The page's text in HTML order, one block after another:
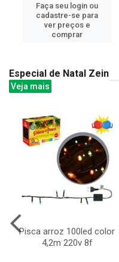
Faça seu login ou
cadastre-se para
ver preços e
comprar
Especial de Natal Zein
Veja mais
Pisca arroz 100led color
4,2m 220v 8f